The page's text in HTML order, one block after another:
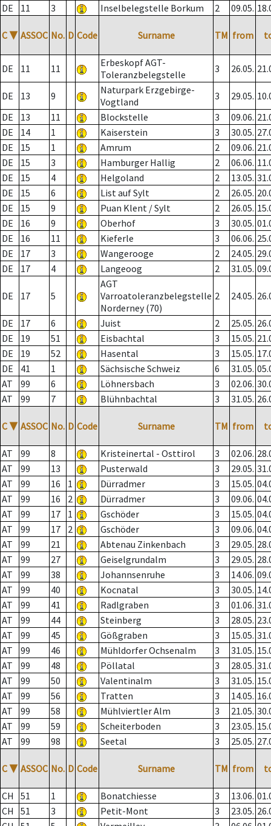
DE
11 3 Inselbelegstelle Borkum 2 09.05.
C ▼ ASSOC No. D Code Surname TM from
DE 11 11
Erbeskopf AGT-
Toleranzbelegstelle
3 26.05.
DE 13 9
Naturpark Erzgebirge-
Vogtland
3 29.05.
DE
13 11 Blockstelle 3 09.06.
DE
14 1 Kaiserstein 3 30.05.
DE
15 1 Amrum 2 09.06.
DE
15 3 Hamburger Hallig 2 06.06.
DE
15 4 Helgoland 2 13.05.
DE
15 6 List auf Sylt 2 26.05.
DE
15 9 Puan Klent / Sylt 2 26.05.
DE
16 9 Oberhof 3 30.05.
DE
16 11 Kieferle 3 06.06.
DE
17 3 Wangerooge 2 24.05.
DE
17 4 Langeoog 2 31.05.
DE 17 5
AGT
Varroatoleranzbelegstelle
Norderney (70)
2 24.05.
DE 17 6 Juist 2 25.05.
DE
19 51 Eisbachtal 3 15.05.
DE
19 52 Hasental 3 15.05.
DE
41 1 Sächsische Schweiz 6 31.05.
AT
99 6 Löhnersbach 3 02.06.
AT
99 7 Blühnbachtal 3 31.05.
C ▼ ASSOC No. D Code Surname TM from
AT 99 8 Kristeinertal - Osttirol 3 02.06.
AT
99 13 Pusterwald 3 29.05.
AT
99 16 1 Dürradmer 3 15.05.
AT
99 16 2 Dürradmer 3 09.06.
AT
99 17 1 Gschöder 3 15.05.
AT
99 17 2 Gschöder 3 09.06.
AT
99 21 Abtenau Zinkenbach 3 29.05.
AT
99 27 Geiselgrundalm 3 29.05.
AT
99 38 Johannsenruhe 3 14.06.
AT
99 40 Kocnatal 3 30.05.
AT
99 41 Radlgraben 3 01.06.
AT
99 44 Steinberg 3 28.05.
AT
99 45 Gößgraben 3 15.05.
AT
99 46 Mühldorfer Ochsenalm 3 31.05.
AT
99 48 Pöllatal 3 28.05.
AT
99 50 Valentinalm 3 31.05.
AT
99 56 Tratten 3 14.05.
AT
99 58 Mühlviertler Alm 3 21.05.
AT
99 59 Scheiterboden 3 23.05.
AT
99 98 Seetal 3 25.05.
C ▼ ASSOC No. D Code Surname TM from
CH 51 1 Bonatchiesse 3 13.06.
CH
51 3 Petit-Mont 3 23.05.